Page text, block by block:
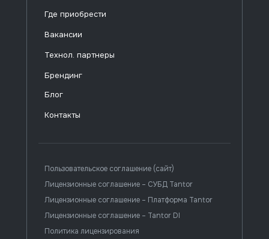
Пользовательское соглашение (сайт)
Где приобрести
Вакансии
Брендинг
Лицензионные соглашение – Платформа Tantor
Лицензионные соглашение – СУБД Tantor
Лицензионные соглашение – Tantor DI
Политика лицензирования
Технол. партнеры
Блог
Контакты